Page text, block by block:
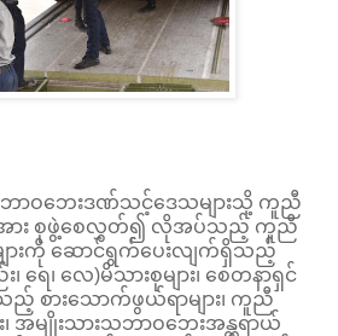
ာဝဘေးဒဏ်သင့်ဒေသများသို့ ကူညီ
အား စုဖွဲ့စေလွှတ်၍ လိုအပ်သည့် ကူညီ
ားကို ဆောင်ရွက်ပေးလျက်ရှိသည့်
ရေ၊ လေ)မိသားစုများ၊ စေတနာရှင်
ည့် စားသောက်ဖွယ်ရာများ၊ ကူညီ
၊ အမျိုးသားသဘာဝဘေးအန္တရာယ်